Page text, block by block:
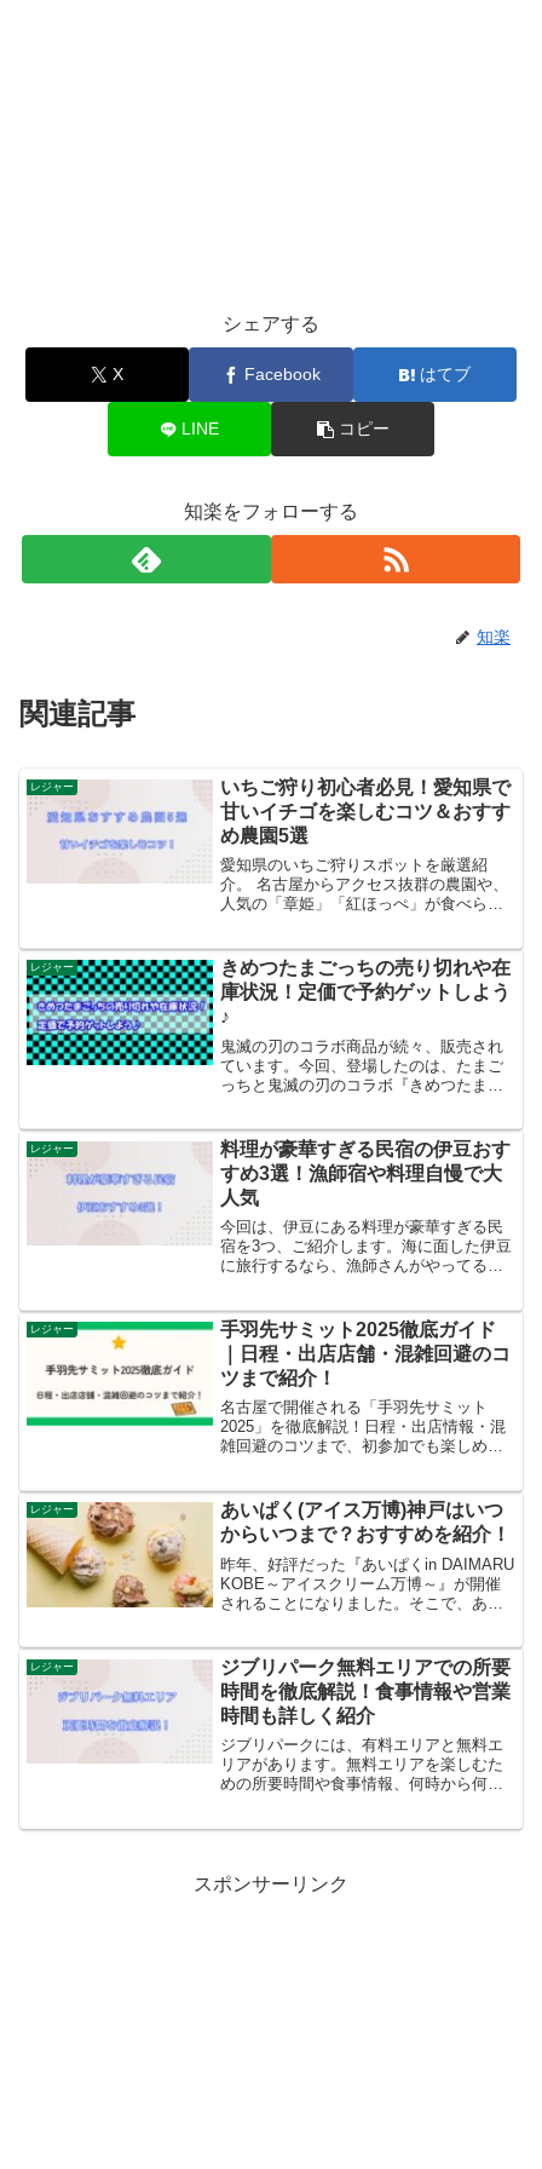
シェアする
X Facebook はてブ
LINE コピー
知楽をフォローする
知楽
関連記事
レジャー
いちご狩り初心者必見！愛知県で
甘いイチゴを楽しむコツ＆おすす
め農園5選
愛知県のいちご狩りスポットを厳選紹
介。 名古屋からアクセス抜群の農園や、
人気の「章姫」「紅ほっぺ」が食べられ
やカップルで楽しむいちご狩りの完全ガ
イドです。
レジャー
きめつたまごっちの売り切れや在
庫状況！定価で予約ゲットしよう
♪
鬼滅の刃のコラボ商品が続々、販売され
ています。今回、登場したのは、たまご
っちと鬼滅の刃のコラボ『きめつたまご
そこで、『きめつたまごっち』の売り切
れ状況や在庫情報をリサーチしました。
定価で予約するための参考になればうれ
しいです。
レジャー
料理が豪華すぎる民宿の伊豆おす
すめ3選！漁師宿や料理自慢で大
人気
今回は、伊豆にある料理が豪華すぎる民
宿を3つ、ご紹介します。海に面した伊豆
に旅行するなら、漁師さんがやってる民
る海鮮料理は至福の時間がすごせます。
伊豆の豪華すぎる民宿を3つピックアップ
したので、チェックしてみてください
ね。
レジャー
手羽先サミット2025徹底ガイド
｜日程・出店店舗・混雑回避のコ
ツまで紹介！
名古屋で開催される「手羽先サミット
2025」を徹底解説！日程・出店情報・混
雑回避のコツまで、初参加でも楽しめる
レジャー
あいぱく(アイス万博)神戸はいつ
からいつまで？おすすめを紹介！
昨年、好評だった『あいぱくin DAIMARU
KOBE～アイスクリーム万博～』が開催
されることになりました。そこで、あい
また、おすすめの人気アイスをまとめて
みました。色んなアイスクリームを食べ
てみたい方は、参考にしていただけると
うれしいです。
レジャー
ジブリパーク無料エリアでの所要
時間を徹底解説！食事情報や営業
時間も詳しく紹介
ジブリパークには、有料エリアと無料エ
リアがあります。無料エリアを楽しむた
めの所要時間や食事情報、何時から何時
スポンサーリンク